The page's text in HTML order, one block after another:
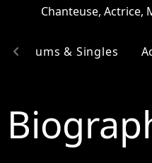
Chanteuse, Actrice,
Albums & Singles
chevron_left